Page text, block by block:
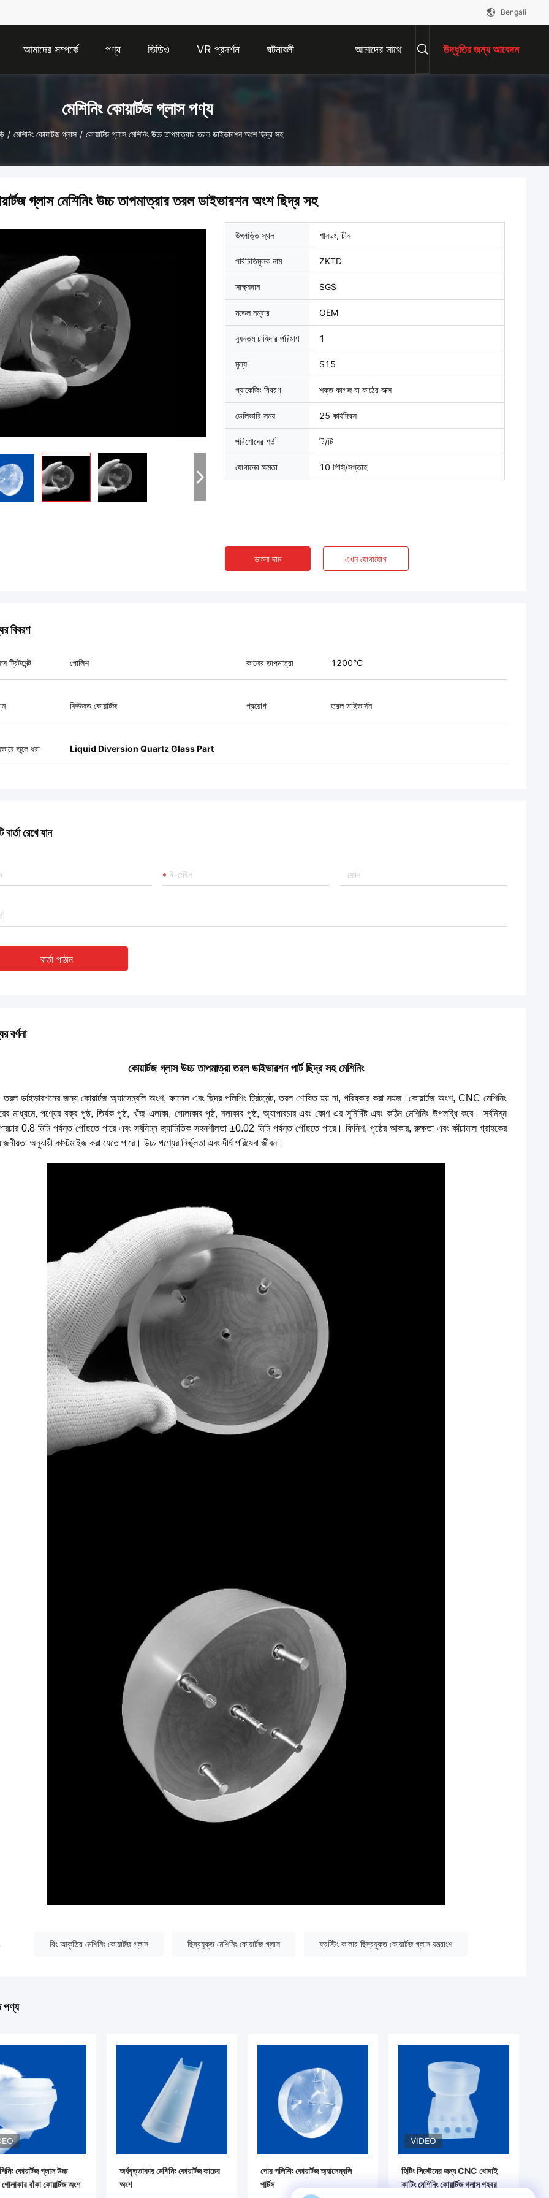
Bengali
আমাদের সম্পর্কে পণ্য ভিডিও VR প্রদর্শন ঘটনাবলী আমাদের সাথে উদ্ধৃতির জন্য আবেদন
মেশিনিং কোয়ার্টজ গ্লাস পণ্য
/ মেশিনিং কোয়ার্টজ গ্লাস / কোয়ার্টজ গ্লাস মেশিনিং উচ্চ তাপমাত্রার তরল ডাইভারশন অংশ ছিদ্র সহ
গ্লাস মেশিনিং উচ্চ তাপমাত্রার তরল ডাইভারশন অংশ ছিদ্র সহ
উৎপত্তি স্থল শানডং, চীন
পরিচিতিমুলক নাম ZKTD
সাক্ষ্যদান SGS
মডেল নম্বার OEM
ন্যূনতম চাহিদার পরিমাণ 1
মূল্য $15
প্যাকেজিং বিবরণ শক্ত কাগজ বা কাঠের বাক্স
ডেলিভারি সময় 25 কার্যদিবস
পরিশোধের শর্ত টি/টি
যোগানের ক্ষমতা 10 পিসি/সপ্তাহ
ভালো দাম এখন যোগাযোগ
বিবরণ
ট্রিটমেন্ট পোলিশ কাজের তাপমাত্রা 1200°C
ফিউজড কোয়ার্টজ প্রয়োগ তরল ডাইভার্সন
তুলে ধরা Liquid Diversion Quartz Glass Part
বার্তা রেখে যান
বার্তা পাঠান
বর্ণনা
কোয়ার্টজ গ্লাস উচ্চ তাপমাত্রা তরল ডাইভারশন পার্ট ছিদ্র সহ মেশিনিং
তরল ডাইভারশনের জন্য কোয়ার্টজ অ্যাসেম্বলি অংশ, ফানেল এবং ছিদ্র পলিশিং ট্রিটমেন্ট, তরল শোষিত হয় না, পরিষ্কার করা সহজ।কোয়ার্টজ অংশ, CNC মেশিনিং
মাধ্যমে, পণ্যের বক্র পৃষ্ঠ, তির্যক পৃষ্ঠ, খাঁজ এলাকা, গোলাকার পৃষ্ঠ, নলাকার পৃষ্ঠ, অ্যাপারচার এবং কোণ এর সুনির্দিষ্ট এবং কঠিন মেশিনিং উপলব্ধি করে। সর্বনিম্ন
0.8 মিমি পর্যন্ত পৌঁছতে পারে এবং সর্বনিম্ন জ্যামিতিক সহনশীলতা ±0.02 মিমি পর্যন্ত পৌঁছতে পারে। ফিনিশ, পৃষ্ঠের আকার, রুক্ষতা এবং কাঁচামাল গ্রাহকের
অনুযায়ী কাস্টমাইজ করা যেতে পারে। উচ্চ পণ্যের নির্ভুলতা এবং দীর্ঘ পরিষেবা জীবন।
রিং আকৃতির মেশিনিং কোয়ার্টজ গ্লাস ছিদ্রযুক্ত মেশিনিং কোয়ার্টজ গ্লাস ফ্রস্টিং কালার ছিদ্রযুক্ত কোয়ার্টজ গ্লাস যন্ত্রাংশ
পণ্য
কোয়ার্টজ গ্লাস উচ্চ
গোলাকার বাঁকা কোয়ার্টজ অংশ
অর্ধবৃত্তাকার মেশিনিং কোয়ার্টজ কাচের
অংশ
পোর পলিশিং কোয়ার্টজ অ্যাসেম্বলি
পার্টস
VIDEO
হিটিং সিস্টেমের জন্য CNC খোদাই
কাটিং মেশিনিং কোয়ার্টজ গ্লাস গহ্বর